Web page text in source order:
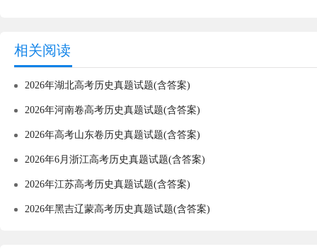
相关阅读
2026年湖北高考历史真题试题(含答案)
2026年河南卷高考历史真题试题(含答案)
2026年高考山东卷历史真题试题(含答案)
2026年6月浙江高考历史真题试题(含答案)
2026年江苏高考历史真题试题(含答案)
2026年黑吉辽蒙高考历史真题试题(含答案)